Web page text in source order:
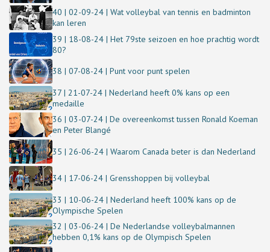
40 | 02-09-24 | Wat volleybal van tennis en badminton
kan leren
39 | 18-08-24 | Het 79ste seizoen en hoe prachtig wordt
80?
38 | 07-08-24 | Punt voor punt spelen
37 | 21-07-24 | Nederland heeft 0% kans op een
medaille
36 | 03-07-24 | De overeenkomst tussen Ronald Koeman
en Peter Blangé
35 | 26-06-24 | Waarom Canada beter is dan Nederland
34 | 17-06-24 | Grensshoppen bij volleybal
33 | 10-06-24 | Nederland heeft 100% kans op de
Olympische Spelen
32 | 03-06-24 | De Nederlandse volleybalmannen
hebben 0,1% kans op de Olympisch Spelen